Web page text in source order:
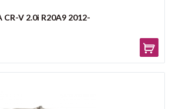
V 2.0i R20A9 2012-